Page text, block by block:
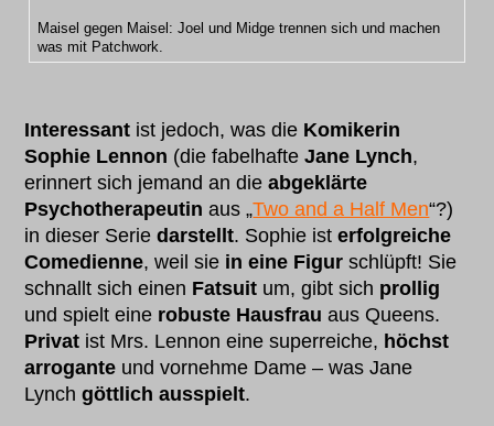
Maisel gegen Maisel: Joel und Midge trennen sich und machen
was mit Patchwork.
Interessant ist jedoch, was die Komikerin
Sophie Lennon (die fabelhafteJane Lynch,
erinnert sich jemand an dieabgeklärte
Psychotherapeutin aus „Two and a Half Men“?)
in dieser Seriedarstellt. Sophie isterfolgreiche
Comedienne, weil sie in eine Figur schlüpft! Sie
schnallt sich einen Fatsuit um, gibt sich prollig
und spielt eine robuste Hausfrau aus Queens.
Privat ist Mrs. Lennon eine superreiche, höchst
arrogante und vornehme Dame – was Jane
Lynchgöttlich ausspielt.